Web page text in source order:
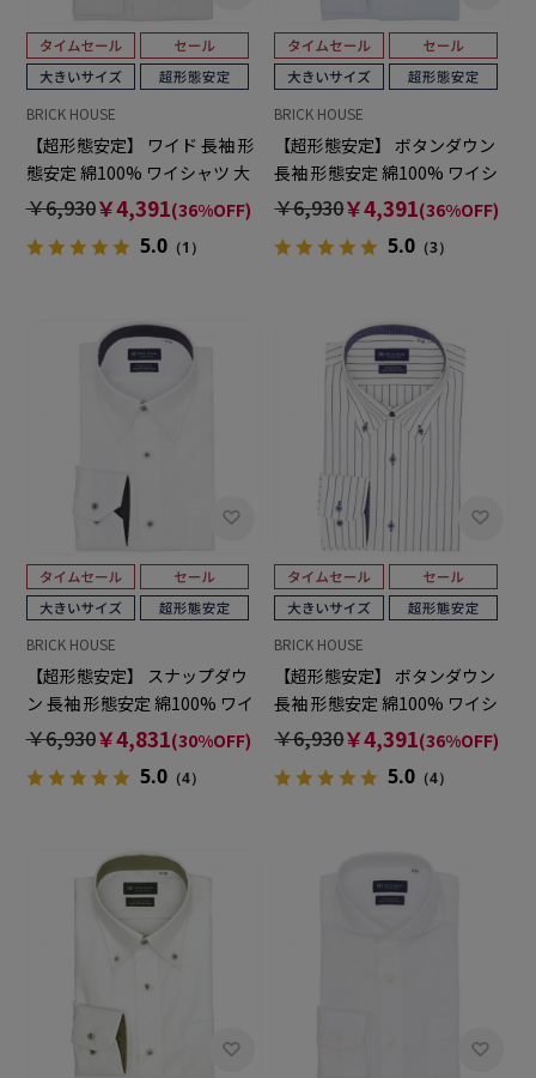
BRICK HOUSE
【超形態安定】 ワイド 長袖 形
態安定 綿100% ワイシャツ 大
きいサイズ
￥6,930￥4,391(36%OFF)
5.0（1）
BRICK HOUSE
【超形態安定】 ボタンダウン
長袖 形態安定 綿100% ワイシ
ャツ 大きいサイズ
￥6,930￥4,391(36%OFF)
5.0 （3）
BRICK HOUSE
【超形態安定】 スナップダウ
ン 長袖 形態安定 綿100% ワイ
シャツ 大きいサイズ
￥6,930￥4,831(30%OFF)
5.0（4）
BRICK HOUSE
【超形態安定】 ボタンダウン
長袖 形態安定 綿100% ワイシ
ャツ 大きいサイズ
￥6,930￥4,391(36%OFF)
5.0 （4）